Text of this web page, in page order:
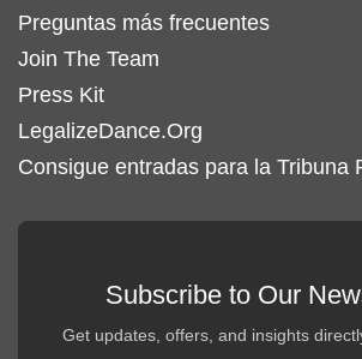
Preguntas más frecuentes
Join The Team
Press Kit
LegalizeDance.Org
Consigue entradas para la Tribuna
Subscribe to Our
Get updates, offers, and insights